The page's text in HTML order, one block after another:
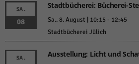
SA.
08
Stadtbücherei: Bücherei-
Sa.. 8. August | 10:15 - 12:45
Stadtbücherei Jülich
SA. Ausstellung: Licht und